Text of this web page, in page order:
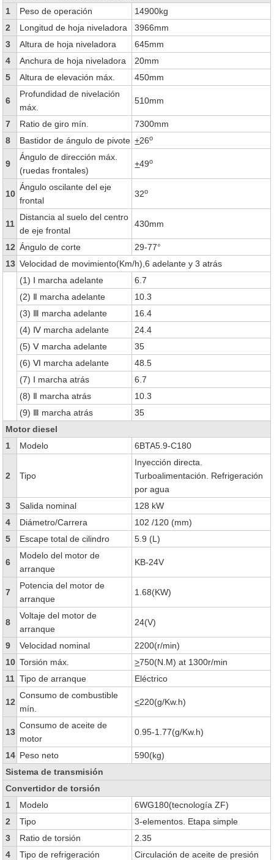
1
Peso de operación
14900kg
2
Longitud de hoja niveladora
3966mm
3
Altura de hoja niveladora
645mm
4
Anchura de hoja niveladora
20mm
5
Altura de elevación máx. 450mm
6
Profundidad de nivelación
máx.
510mm
7 Ratio de giro mín.
7300mm
8
Bastidor de ángulo de pivote +26o
9
Ángulo de dirección máx.
(ruedas frontales)
+49o
10
Ángulo oscilante del eje
frontal
32o
11
Distancia al suelo del centro
de eje frontal
430mm
12 Ángulo de corte
29-77°
13 Velocidad de movimiento(Km/h),6 adelante y 3 atrás
(1) Ⅰ marcha adelante
6.7
(2) Ⅱ marcha adelante
10.3
(3) Ⅲ marcha adelante
16.4
(4) Ⅳ marcha adelante
24.4
(5) Ⅴ marcha adelante
35
(6) Ⅵ marcha adelante
48.5
(7) Ⅰ marcha atrás
6.7
(8) Ⅱ marcha atrás
10.3
(9) Ⅲ marcha atrás
35
Motor diesel
1
Modelo 6BTA5.9-C180
2 Tipo
Inyección directa.
Turboalimentación. Refrigeración
por agua
3
Salida nominal
128 kW
4
Diámetro/Carrera
102 /120 (mm)
5
Escape total de cilindro 5.9 (L)
6
Modelo del motor de
arranque
KB-24V
7
Potencia del motor de
arranque
1.68(KW)
8
Voltaje del motor de
arranque
24(V)
9 Velocidad nominal
2200(r/min)
10 Torsión máx. >750(N.M) at 1300r/min
11 Tipo de arranque Eléctrico
12
Consumo de combustible
mín.
<220(g/Kw.h)
13
Consumo de aceite de
motor
0.95-1.77(g/Kw.h)
14 Peso neto
590(kg)
Sistema de transmisión
Convertidor de torsión
1
Modelo
6WG180(tecnología ZF)
2
Tipo
3-elementos. Etapa simple
3
Ratio de torsión
2.35
4
Tipo de refrigeración Circulación de aceite de presión